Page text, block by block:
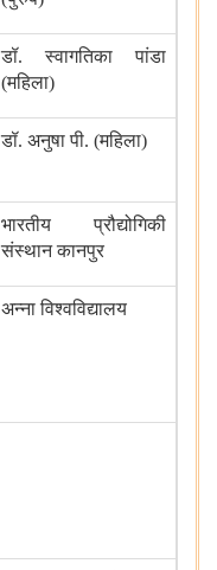
डॉ.स्वागतिका पांडा
(महिला)
डॉ. अनुषा पी. (महिला)
भारतीय प्रौद्योगिकी
संस्थान कानपुर
अन्ना विश्वविद्यालय